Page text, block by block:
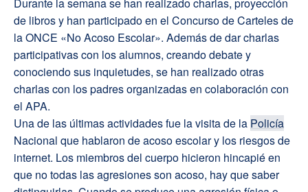
de libros y han participado en el Concurso de Carteles de
la ONCE «No Acoso Escolar». Además de dar charlas
participativas con los alumnos, creando debate y
conociendo sus inquietudes, se han realizado otras
charlas con los padres organizadas en colaboración con
el APA.
Una de las últimas actividades fue la visita de la Policía
Nacional que hablaron de acoso escolar y los riesgos de
internet. Los miembros del cuerpo hicieron hincapié en
que no todas las agresiones son acoso, hay que saber